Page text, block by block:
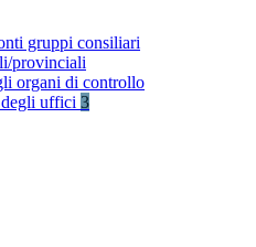
gruppi consiliari
provinciali
organi di controllo
uffici 3